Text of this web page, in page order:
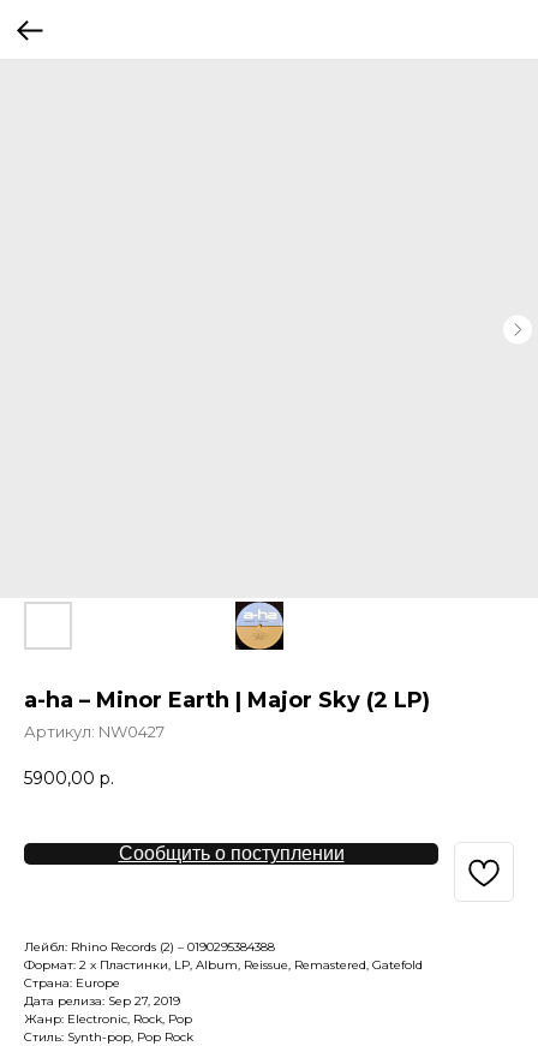
a-ha – Minor Earth | Major Sky (2 LP)
Артикул: NW0427
5900,00 р.
Сообщить о поступлении
Лейбл: Rhino Records (2) – 0190295384388
Формат: 2 x Пластинки, LP, Album, Reissue, Remastered, Gatefold
Страна: Europe
Дата релиза: Sep 27, 2019
Жанр: Electronic, Rock, Pop
Стиль: Synth-pop, Pop Rock